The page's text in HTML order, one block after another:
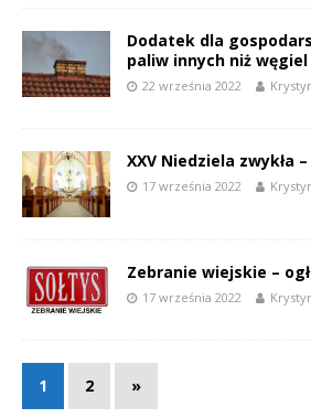
Dodatek dla
paliw innych niż węgiel
22 września 2022
XXV Niedziela zwykła
17 września 2022
Zebranie wiejskie –
17 września 2022
1 2 »